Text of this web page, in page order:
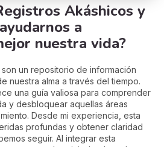
Akáshicos y
a
nuestra vida?
un repositorio de información
nuestra alma a través del tiempo.
una guía valiosa para comprender
y desbloquear aquellas áreas
Desde mi experiencia, esta
profundas y obtener claridad
seguir. Al integrar esta